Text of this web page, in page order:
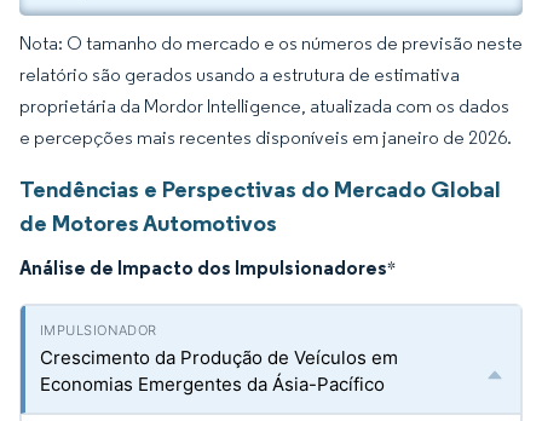
Nota: O tamanho do mercado e os números de previsão neste
relatório são gerados usando a estrutura de estimativa
proprietária da Mordor Intelligence, atualizada com os dados
e percepções mais recentes disponíveis em janeiro de 2026.
Tendências e Perspectivas do Mercado Global
de Motores Automotivos
Análise de Impacto dos Impulsionadores*
Crescimento da Produção de Veículos em
Economias Emergentes da Ásia-Pacífico